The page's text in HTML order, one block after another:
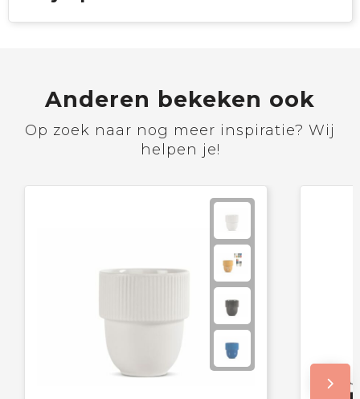
Anderen bekeken ook
Op zoek naar nog meer inspiratie? Wij
helpen je!